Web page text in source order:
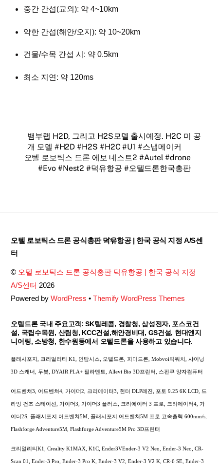
중간 간섭(교외): 약 4~10km
약한 간섭(해안/오지): 약 10~20km
건물/수목 간섭 시: 약 0.5km
최소 지연: 약 120ms
뱀부랩 H2D, 그리고 H2S모델 출시예정. H2C 미 공
개 모델 #H2D #H2S #H2C #U1 #스냅메이커
오텔 로보틱스 드론 에보 네스트2 #Autel #drone
#Evo #Nest2 #덕유항공 #오텔드론한국총판
Back
오텔 로보틱스 드론 공식총판 덕유항공 | 한국 공식 지정 A/S센
터
© 오텔 로보틱스 드론 공식총판 덕유항공 | 한국 공식 지정
A/S센터 2026
Powered byWordPress •Themify WordPress Themes
오텔드론 국내 주요고객: SK텔레콤, 경찰청, 삼성전자, 포스코건
설, 국립수목원, 산림청, KCC건설,해안경비대, GS건설, 현대엔지
니어링, 소방청, 한수원등에서 오텔드론을 사용하고 있습니다.
플래시포지, 크리얼리티 K1, 인탐시스, 오텔드론, 피미드론, Mobvoi틱워치, 샤이닝
3D 스캐너, 두봇, DYAIR PLA+ 필라멘트, Allevi Bio 3D프린터, 스핀큐 양자컴퓨터
어드벤쳐3, 어드벤쳐4, 가이더2, 크리에이터3, 헌터 DLP레진, 포토 9.25 6K LCD, 드
라잉 건조 스테이션, 가이더3, 가이더3 플러스, 크리에이터 3 프로, 크리에이터4, 가
이더2S, 플래시포지 어드벤쳐5M, 플래시포지 어드벤쳐5M 프로 고속출력 600mm/s,
Flashforge Adventure5M, Flashforge Adventure5M Pro 3D프린터
크리얼리티K1, Creality K1MAX, K1C, Ender3VEnder-3 V2 Neo, Ender-3 Neo, CR-
Scan 01, Ender-3 Pro, Ender-3 Pro K, Ender-3 V2, Ender-3 V2 K, CR-6 SE, Ender-3